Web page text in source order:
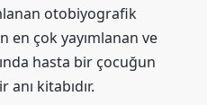
otobiyografik
en çok yayımlanan ve
hasta bir çocuğun
anı kitabıdır.